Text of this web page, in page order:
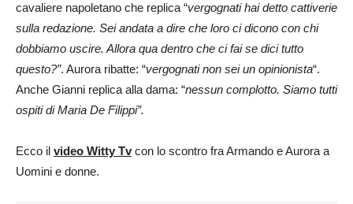
cavaliere napoletano che replica “vergognati hai detto cattiverie
sulla redazione. Sei andata a dire che loro ci dicono con chi
dobbiamo uscire. Allora qua dentro che ci fai se dici tutto
questo?”. Aurora ribatte: “vergognati non sei un opinionista“.
Anche Gianni replica alla dama: “nessun complotto. Siamo tutti
ospiti di Maria De Filippi”.
Ecco il video Witty Tvcon lo scontro fra Armando e Aurora a
Uomini e donne.